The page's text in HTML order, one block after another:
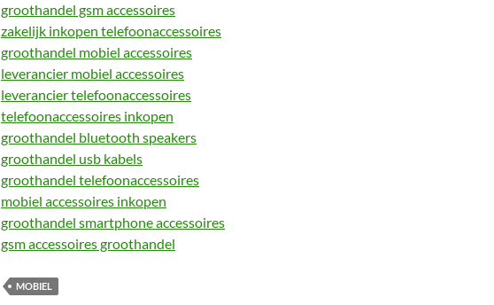
groothandel gsm accessoires
zakelijk inkopen telefoonaccessoires
groothandel mobiel accessoires
leverancier mobiel accessoires
leverancier telefoonaccessoires
telefoonaccessoires inkopen
groothandel bluetooth speakers
groothandel usb kabels
groothandel telefoonaccessoires
mobiel accessoires inkopen
groothandel smartphone accessoires
gsm accessoires groothandel
MOBIEL